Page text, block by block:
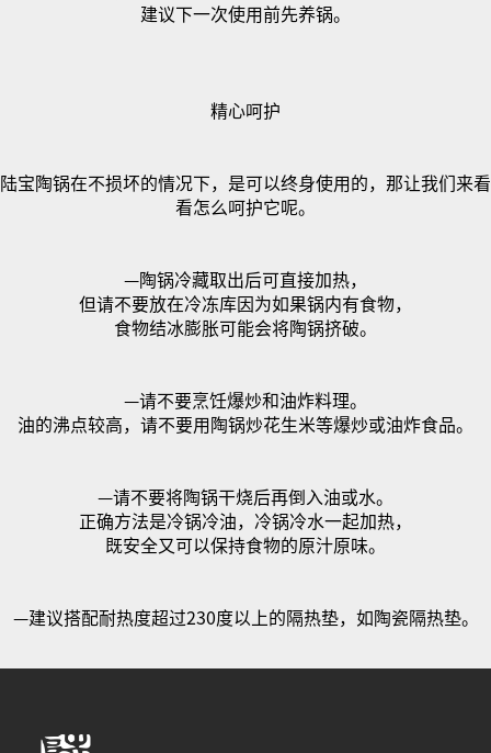
建议下一次使用前先养锅。
精心呵护
陆宝陶锅在不损坏的情况下，是可以终身使用的，那让我们来看
看怎么呵护它呢。
—陶锅冷藏取出后可直接加热，
但请不要放在冷冻库因为如果锅内有食物，
食物结冰膨胀可能会将陶锅挤破。
—请不要烹饪爆炒和油炸料理。
油的沸点较高，请不要用陶锅炒花生米等爆炒或油炸食品。
—请不要将陶锅干烧后再倒入油或水。
正确方法是冷锅冷油，冷锅冷水一起加热，
既安全又可以保持食物的原汁原味。
—建议搭配耐热度超过230度以上的隔热垫，如陶瓷隔热垫。